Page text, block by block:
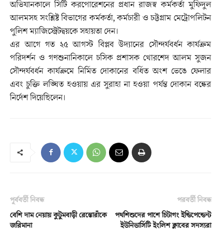
অভিযানকালে সিটি করপোরেশনের প্রধান রাজস্ব কর্মকর্তা মুফিদুল
আলমসহ সংশ্লিষ্ট বিভাগের কর্মকর্তা, কর্মচারী ও চট্টগ্রাম মেট্রোপলিটন
পুলিশ ম্যাজিস্ট্রেটদ্বয়কে সহায়তা দেন।
এর আগে গত ২৫ আগস্ট বিপ্লব উদ্যানের সৌন্দর্যবর্ধন কার্যক্রম
পরিদর্শন ও গণশুনানিকালে চসিক প্রশাসক খোরশেদ আলম সুজন
সৌন্দর্যবর্ধন কার্যক্রমে নির্মিত দোকানের বর্ধিত অংশ ভেঙে ফেলার
এবং চুক্তি লঙ্ঘিত হওয়ায় এর সুরাহা না হওয়া পর্যন্ত দোকান বন্ধের
নির্দেশ দিয়েছিলেন।
পূর্ববর্তী নিবন্ধ
বেশি দাম নেয়ায় কুটুমবাড়ী রেস্তোরাঁকে
জরিমানা
পরবর্তী নিবন্ধ
পথশিশুদের পাশে চিটাগং ইন্ডিপেন্ডেন্ট
ইউনিভার্সিটি ইংলিশ ক্লাবের সদস্যরা